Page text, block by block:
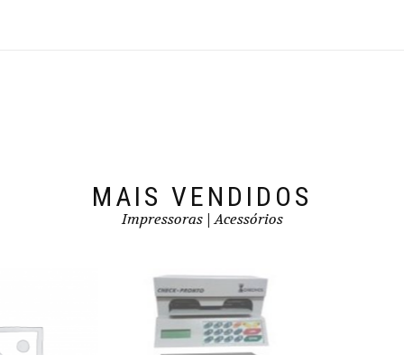
MAIS VENDIDOS
Impressoras | Acessórios